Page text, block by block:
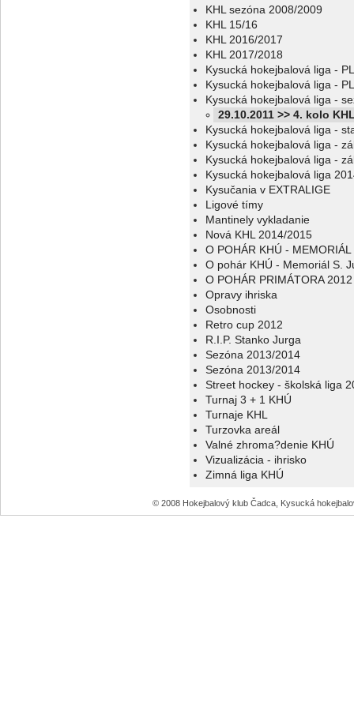
KHL sezóna 2008/2009
KHL 15/16
KHL 2016/2017
KHL 2017/2018
Kysucká hokejbalová liga -
Kysucká hokejbalová liga -
Kysucká hokejbalová liga -
29.10.2011 >> 4. kolo
Kysucká hokejbalová liga -
Kysucká hokejbalová liga -
Kysucká hokejbalová liga -
Kysucká hokejbalová liga
Kysučania v EXTRALIGE
Ligové tímy
Mantinely vykladanie
Nová KHL 2014/2015
O POHÁR KHÚ - MEMORIÁL
O pohár KHÚ - Memoriál S.
O POHÁR PRIMÁTORA 2012
Opravy ihriska
Osobnosti
Retro cup 2012
R.I.P. Stanko Jurga
Sezóna 2013/2014
Sezóna 2013/2014
Street hockey - školská liga
Turnaj 3 + 1 KHÚ
Turnaje KHL
Turzovka areál
Valné zhroma?denie KHÚ
Vizualizácia - ihrisko
Zimná liga KHÚ
© 2008 Hokejbalový klub Čadca, Kysucká